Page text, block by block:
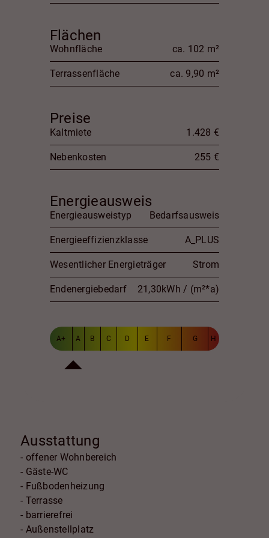
Flächen
Wohnfläche ca. 102 m²
Terrassenfläche ca. 9,90 m²
Preise
Kaltmiete 1.428 €
Nebenkosten 255 €
Energieausweis
Energieausweistyp Bedarfsausweis
Energieeffizienzklasse A_PLUS
Wesentlicher Energieträger Strom
Endenergiebedarf 21,30kWh / (m²*a)
A+ A B C D E F G H
Ausstattung
- offener Wohnbereich
- Gäste-WC
- Fußbodenheizung
- Terrasse
- barrierefrei
- Außenstellplatz